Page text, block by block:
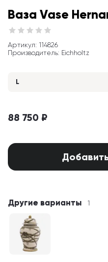
Ваза Vase
Артикул: 114826
Производитель: Eichholtz
L
88 750 ₽
Другие варианты 1